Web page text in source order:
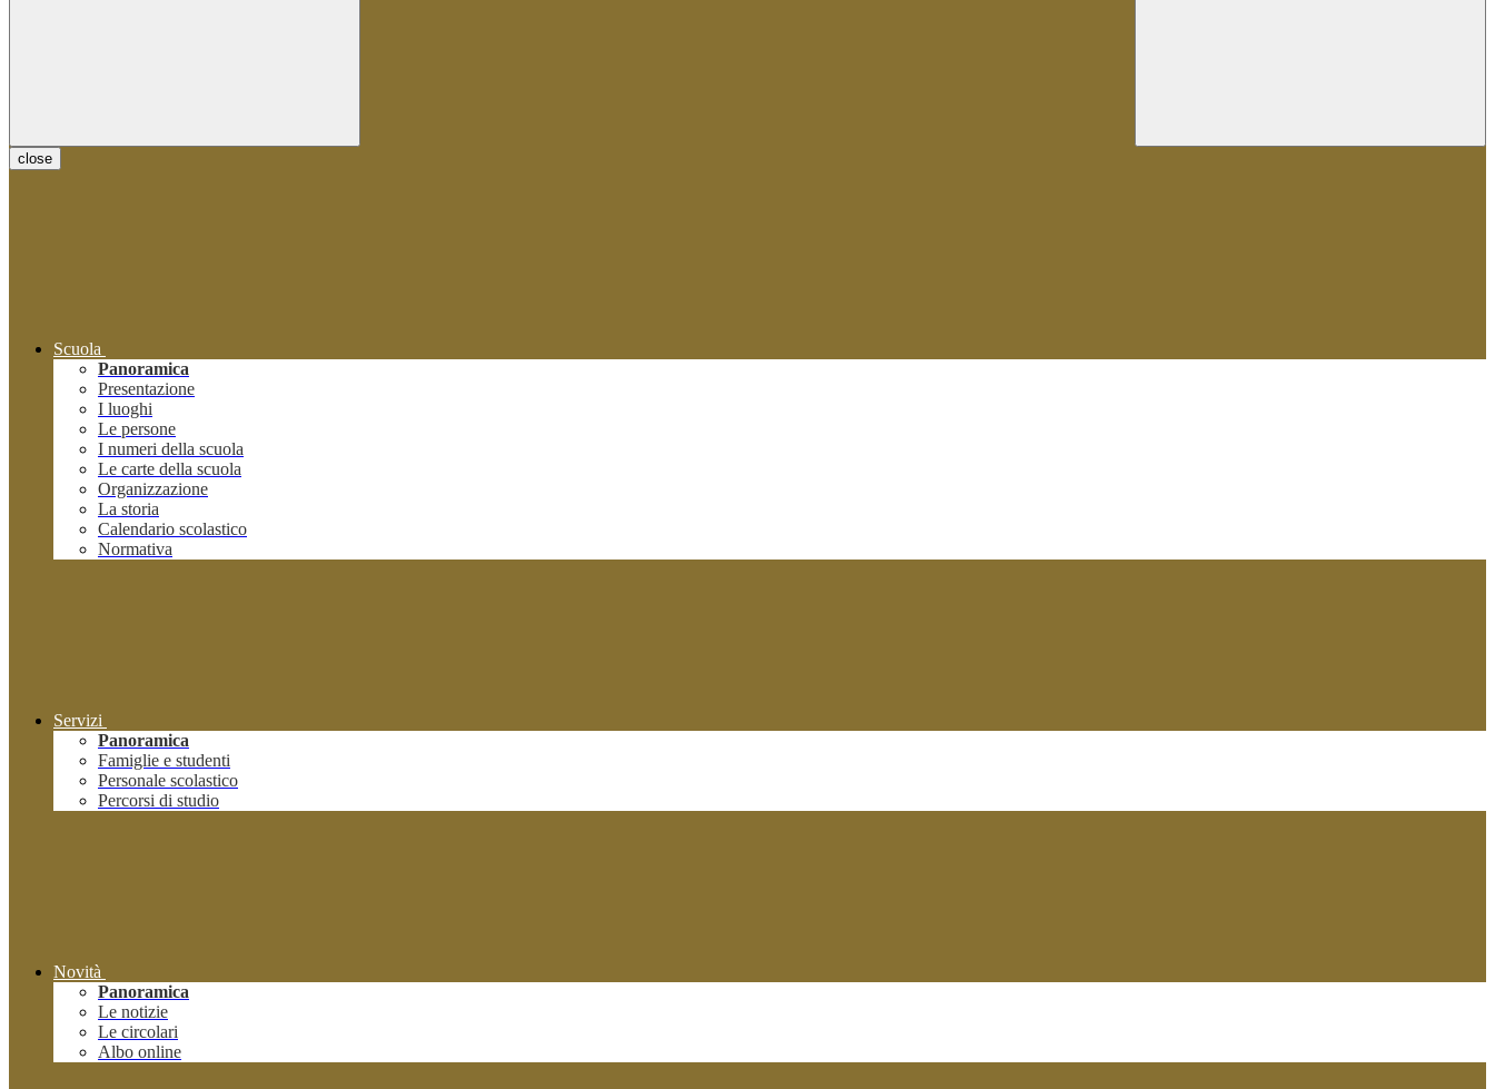
close
Scuola
Panoramica
Presentazione
I luoghi
Le persone
I numeri della scuola
Le carte della scuola
Organizzazione
La storia
Calendario scolastico
Normativa
Servizi
Panoramica
Famiglie e studenti
Personale scolastico
Percorsi di studio
Novità
Panoramica
Le notizie
Le circolari
Albo online